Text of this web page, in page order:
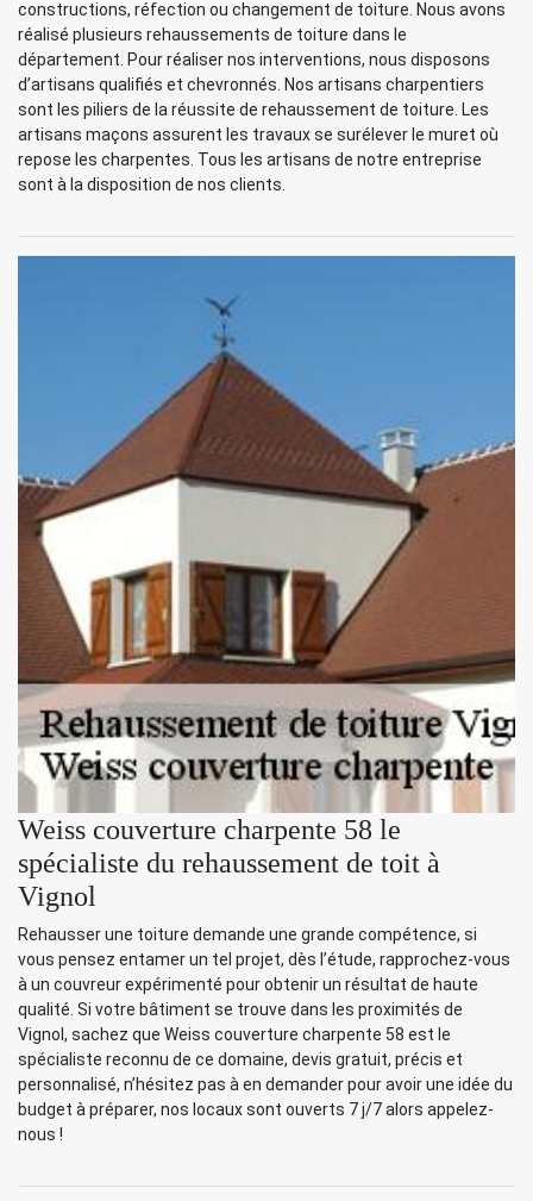
constructions, réfection ou changement de toiture. Nous avons
réalisé plusieurs rehaussements de toiture dans le
département. Pour réaliser nos interventions, nous disposons
d’artisans qualifiés et chevronnés. Nos artisans charpentiers
sont les piliers de la réussite de rehaussement de toiture. Les
artisans maçons assurent les travaux se surélever le muret où
repose les charpentes. Tous les artisans de notre entreprise
sont à la disposition de nos clients.
Weiss couverture charpente 58 le
spécialiste du rehaussement de toit à
Vignol
Rehausser une toiture demande une grande compétence, si
vous pensez entamer un tel projet, dès l’étude, rapprochez-vous
à un couvreur expérimenté pour obtenir un résultat de haute
qualité. Si votre bâtiment se trouve dans les proximités de
Vignol, sachez que Weiss couverture charpente 58 est le
spécialiste reconnu de ce domaine, devis gratuit, précis et
personnalisé, n’hésitez pas à en demander pour avoir une idée du
budget à préparer, nos locaux sont ouverts 7 j/7 alors appelez-
nous !